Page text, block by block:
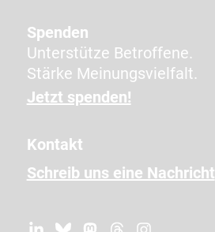
e
n
e
u
m
Spenden
Unterstütze Betroffene.
Stärke Meinungsvielfalt.
Jetzt spenden!
Kontakt
Schreib uns eine Nachricht